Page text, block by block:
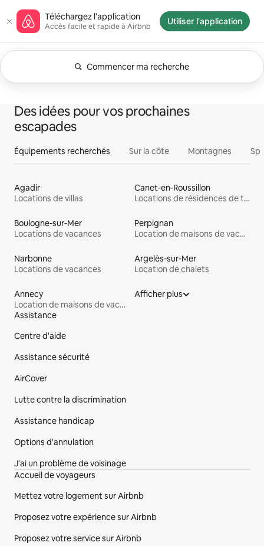
directement
contenu
Page d'accueil Airbnb
Téléchargez l'application
Accès facile et rapide à Airbnb
Utiliser l'application
Commencer ma recherche
Filtres appliqués : Dates flexibles. Modifier la
voir
Logements Expériences
Des idées pour vos prochaines
escapades
Équipements recherchés Sur la côte Montagnes
Agadir
Locations de villas
Canet-en-Roussillon
Locations de résidences de tourisme
Boulogne-sur-Mer
Locations de vacances
Perpignan
Location de maisons de vacances
Narbonne
Locations de vacances
Argelès-sur-Mer
Location de chalets
Annecy
Location de maisons de vacances
Afficher plus
Pied de page du site
Assistance
Centre d'aide
Assistance sécurité
AirCover
Lutte contre la discrimination
Assistance handicap
Options d'annulation
J'ai un problème de voisinage
Accueil de voyageurs
Mettez votre logement sur Airbnb
Proposez votre expérience sur Airbnb
Proposez votre service sur Airbnb